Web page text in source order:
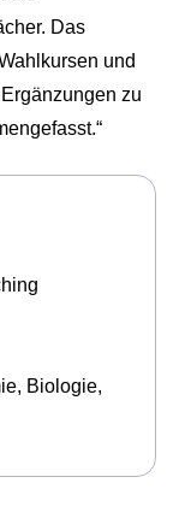
Das
und
zu
Biologie,